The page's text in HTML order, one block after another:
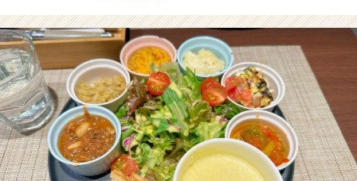
R
C
A
R
E
E
R
の
タ
イ